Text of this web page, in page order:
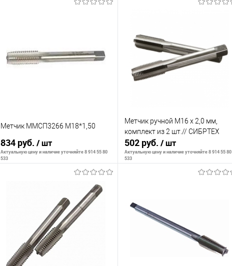
К сравнению
К сравнению
В избранное
Метчик ММСП3266 М18*1,50
834 руб. / шт
Актуальную цену и наличие уточняйте 8 914 55 80
533
В корзину
К сравнению
В избранное
Метчик ручной М16 х 2,0 мм,
комплект из 2 шт.// СИБРТЕХ
502 руб. / шт
Актуальную цену и наличие уточняйте 8 914 55 80
533
К сравнению
В наличии